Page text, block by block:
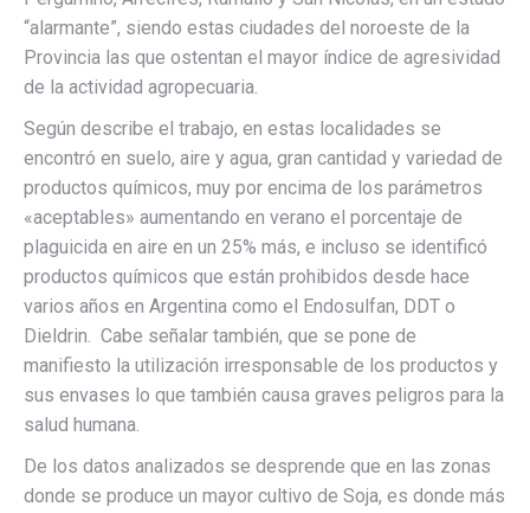
“alarmante”, siendo estas ciudades del noroeste de la
Provincia las que ostentan el mayor índice de agresividad
de la actividad agropecuaria.
Según describe el trabajo, en estas localidades se
encontró en suelo, aire y agua, gran cantidad y variedad de
productos químicos, muy por encima de los parámetros
«aceptables» aumentando en verano el porcentaje de
plaguicida en aire en un 25% más, e incluso se identificó
productos químicos que están prohibidos desde hace
varios años en Argentina como el Endosulfan, DDT o
Dieldrin. Cabe señalar también, que se pone de
manifiesto la utilización irresponsable de los productos y
sus envases lo que también causa graves peligros para la
salud humana.
De los datos analizados se desprende que en las zonas
donde se produce un mayor cultivo de Soja, es donde más